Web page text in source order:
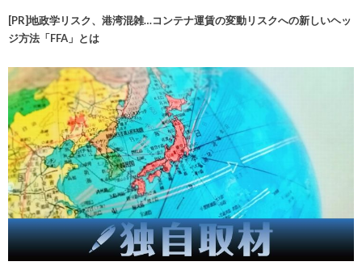
[PR]地政学リスク、港湾混雑…コンテナ運賃の変動リスクへの新しいヘッ
ジ方法「FFA」とは